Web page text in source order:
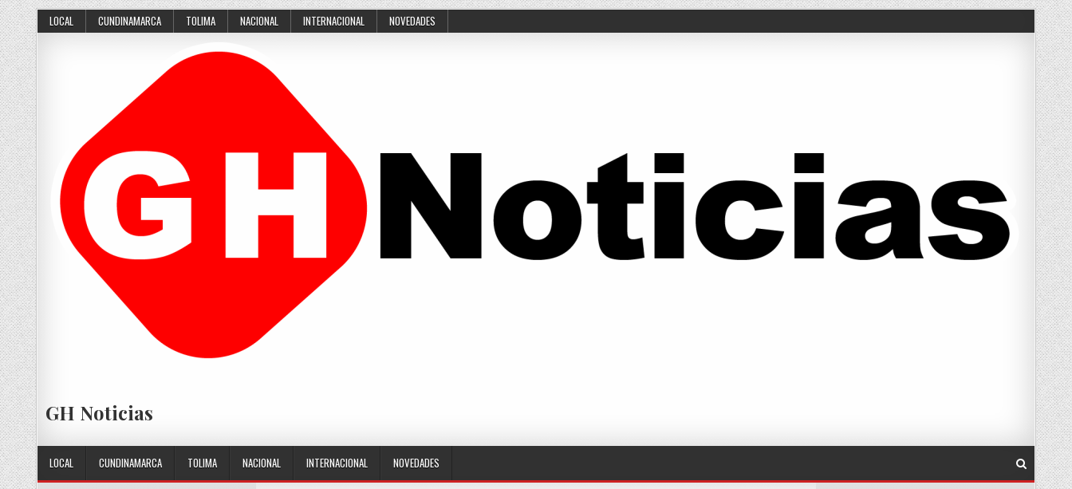
Skip
to
content
LOCAL CUNDINAMARCA TOLIMA NACIONAL INTERNACIONAL NOVEDADES
GH Noticias
LOCAL CUNDINAMARCA TOLIMA NACIONAL INTERNACIONAL NOVEDADES